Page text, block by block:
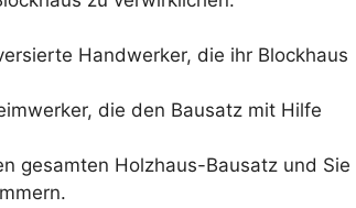
Handwerker, die ihr Blockhaus
die den Bausatz mit Hilfe
gesamten Holzhaus-Bausatz und Sie